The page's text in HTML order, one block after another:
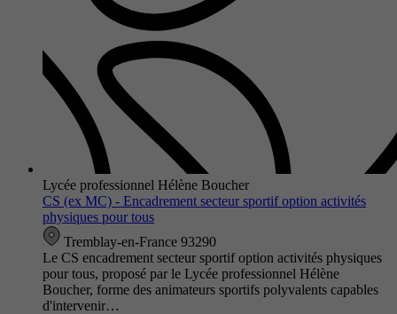
Lycée professionnel Hélène Boucher
CS (ex MC) - Encadrement secteur sportif option activités
physiques pour tous
Tremblay-en-France 93290
Le CS encadrement secteur sportif option activités physiques
pour tous, proposé par le Lycée professionnel Hélène
Boucher, forme des animateurs sportifs polyvalents capables
d'intervenir…